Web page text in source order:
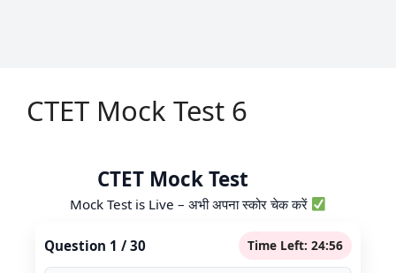
CTET Mock Test 6
CTET Mock Test
Mock Test is Live – अभी अपना स्कोर चेक करें
Question 1 / 30 Time Left: 24:55